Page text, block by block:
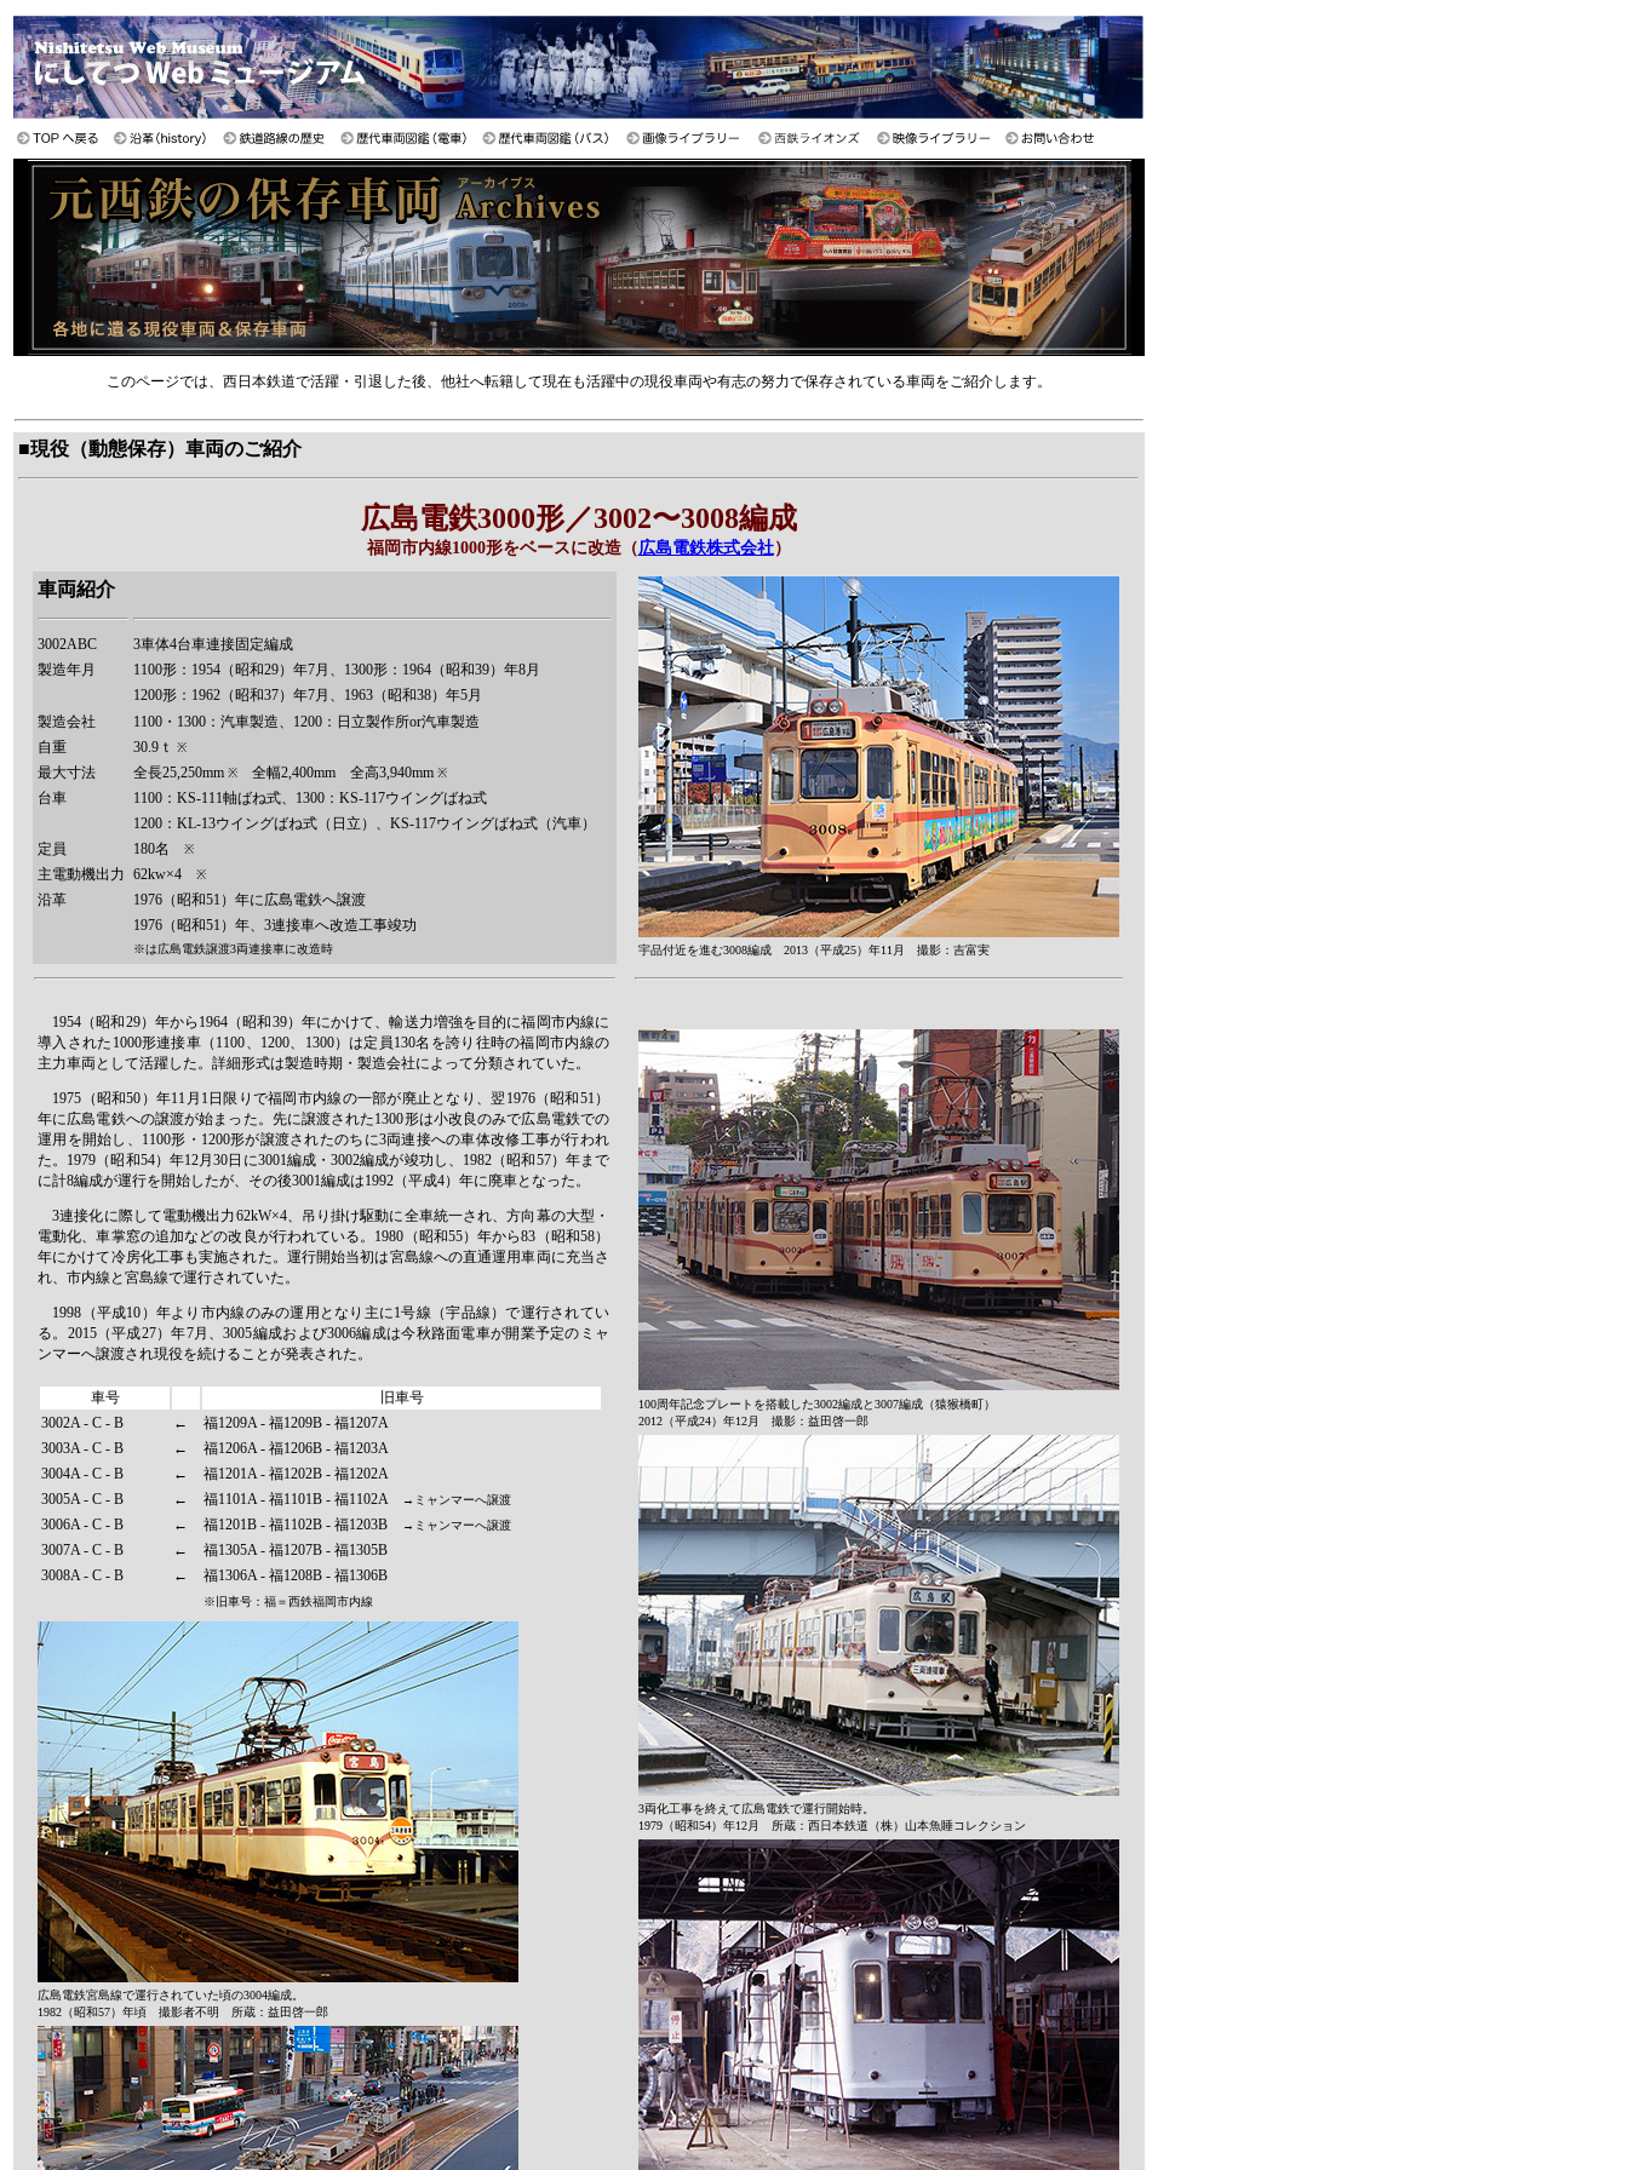
このページでは、西日本鉄道で活躍・引退した後、他社へ転籍して現在も活躍中の現役車両や有志の努力で保存されている車両をご紹介します。
■現役（動態保存）車両のご紹介
広島電鉄3000形／3002〜3008編成
福岡市内線1000形をベースに改造（広島電鉄株式会社）
車両紹介
3002ABC
3車体4台車連接固定編成
製造年月
1100形：1954（昭和29）年7月、1300形： 1964（昭和39）年8月
1200形：1962（昭和37）年7月、1963（昭和38）年5月
製造会社
1100・1300：汽車製造、1200：日立製作所or汽車製造
自重
30.9ｔ ※
最大寸法 全長25,250mm ※ 全幅2,400mm 全高3,940mm ※
台車
1100：KS-111軸ばね式、1300：KS-117ウイングばね式
1200：KL-13ウイングばね式（日立）、KS-117ウイングばね式（汽車）
定員
180名 ※
主電動機出力 62kw×4 ※
沿革
1976（昭和51）年に広島電鉄へ譲渡
1976（昭和51）年、3連接車へ改造工事竣功
※は広島電鉄譲渡3両連接車に改造時 宇品付近を進む3008編成 2013（平成25）年11月 撮影：吉富実
1954（昭和29）年から1964（昭和39）年にかけて、輸送力増強を目的に福岡市内線に
導入された1000形連接車（1100、1200、1300）は定員130名を誇り往時の福岡市内線の
主力車両として活躍した。詳細形式は製造時期・製造会社によって分類されていた。
1975（昭和50）年11月1日限りで福岡市内線の一部が廃止となり、翌1976（昭和51）
年に広島電鉄への譲渡が始まった。先に譲渡された1300形は小改良のみで広島電鉄での
運用を開始し、1100形・1200形が譲渡されたのちに3両連接への車体改修工事が行われ
た。1979（昭和54）年12月30日に3001編成・3002編成が竣功し、1982（昭和57）年まで
に計8編成が運行を開始したが、その後3001編成は1992（平成4）年に廃車となった。
3連接化に際して電動機出力62kW×4、吊り掛け駆動に全車統一され、方向幕の大型・
電動化、車掌窓の追加などの改良が行われている。1980（昭和55）年から83（昭和58）
年にかけて冷房化工事も実施された。運行開始当初は宮島線への直通運用車両に充当さ
れ、市内線と宮島線で運行されていた。
1998（平成10）年より市内線のみの運用となり主に1号線（宇品線）で運行されてい
る。2015（平成27）年7月、3005編成および3006編成は今秋路面電車が開業予定のミャ
ンマーへ譲渡され現役を続けることが発表された。
車号
旧車号
3002A - C - B
←
福1209A - 福1209B - 福1207A
3003A - C - B
←
福1206A - 福1206B - 福1203A
3004A - C - B
←
福1201A - 福1202B - 福1202A
3005A - C - B
← 福1101A - 福1101B - 福1102A →ミャンマーへ譲渡
3006A - C - B ← 福1201B - 福1102B - 福1203B →ミャンマーへ譲渡
3007A - C - B ←
福1305A - 福1207B - 福1305B
3008A - C - B
← 福1306A - 福1208B - 福1306B
※旧車号：福＝西鉄福岡市内線
広島電鉄宮島線で運行されていた頃の3004編成。
1982（昭和57）年頃 撮影者不明 所蔵：益田啓一郎
100周年記念プレートを搭載した3002編成と3007編成（猿猴橋町）
2012（平成24）年12月 撮影：益田啓一郎
3両化工事を終えて広島電鉄で運行開始時。
1979（昭和54）年12月 所蔵：西日本鉄道（株） 山本魚睡コレクション